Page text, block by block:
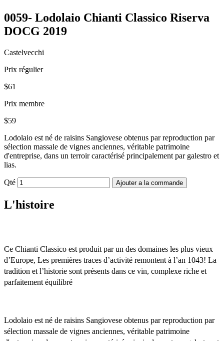
0059- Lodolaio Chianti Classico Riserva
DOCG 2019
Castelvecchi
Prix régulier
$61
Prix membre
$59
Lodolaio est né de raisins Sangiovese obtenus par reproduction par
sélection massale de vignes anciennes, véritable patrimoine
d'entreprise, dans un terroir caractérisé principalement par galestro et
lias.
Qté Ajouter a la commande
L'histoire
Ce Chianti Classico est produit par un des domaines les plus vieux
d’Europe, Les premières traces d’activité remontent à l’an 1043! La
tradition et l’historie sont présents dans ce vin, complexe riche et
parfaitement équilibré
Lodolaio est né de raisins Sangiovese obtenus par reproduction par
sélection massale de vignes anciennes, véritable patrimoine